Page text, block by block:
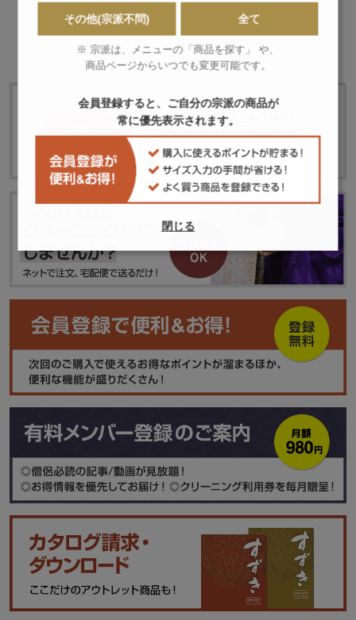
この商品をシェア
その他(宗派不問) 全て
※ 宗派は、メニューの「商品を探す」 や、
商品ページからいつでも変更可能です。
会員登録すると、ご自分の宗派の商品が
常に優先表示されます。
閉じる